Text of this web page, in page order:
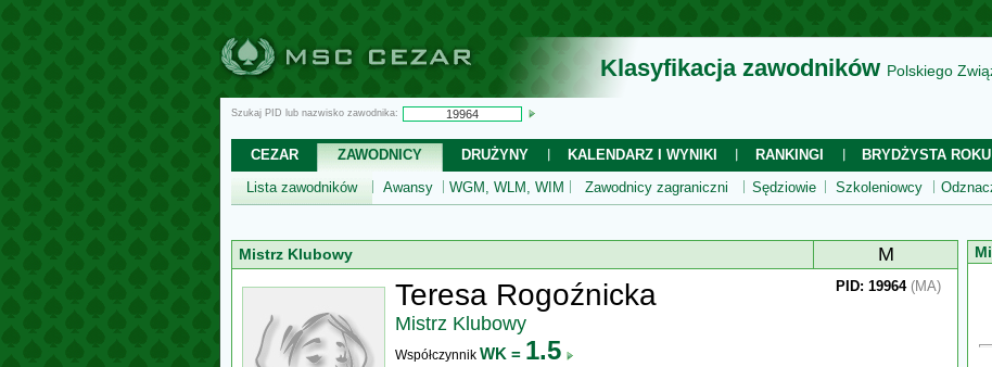
Klasyfikacja zawodników Polskiego
Szukaj PID lub nazwisko zawodnika:
CEZAR ZAWODNICY DRUŻYNY KALENDARZ I WYNIKI RANKINGI
BRYDŻYSTA ROKU
Lista zawodników
Awansy WGM, WLM, WIM Zawodnicy zagraniczni Sędziowie Szkoleniowcy
Mistrz Klubowy M
Teresa Rogoźnicka
Mistrz Klubowy
Współczynnik WK = 1.5
PID: 19964 (MA)